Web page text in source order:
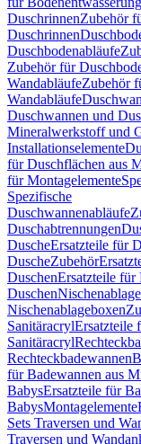
DuschrinnenZubehör
Duschrinnen
Duschbodenabläufe
Zubehör für
WandabläufeZubehör
Wandabläufe
Duschwannen und
Mineralwerkstoff und
Installationselemente
für Duschflächen aus
für Montagelemente
Spezifische
Duschwannenabläufe
Duschabtrennungen
DuscheErsatzteile für
DuscheZubehör
DuschenErsatzteile für
Duschen
Nischenablageboxen
SanitäracrylErsatzteile
Sanitäracryl
Rechteckbadewannen
für Badewannen aus
BabysErsatzteile für
BabysMontagelemente
Sets Traversen und
Traversen und